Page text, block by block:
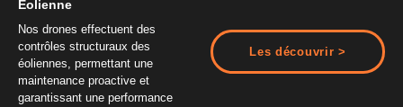
Éolienne​
Nos drones effectuent des
contrôles structuraux des
éoliennes, permettant une
maintenance proactive et
garantissant une performance
Les découvrir >